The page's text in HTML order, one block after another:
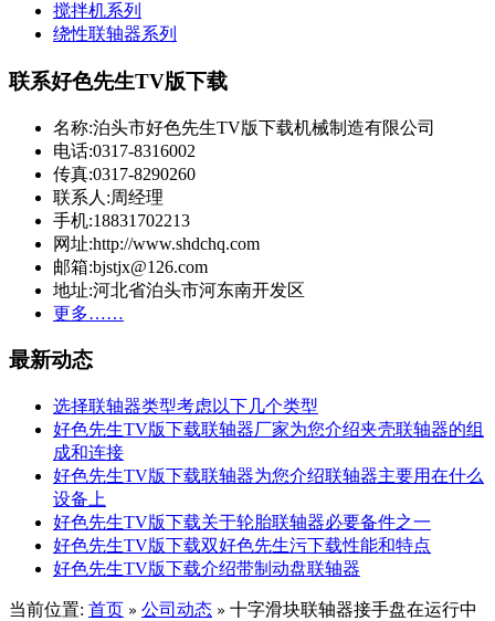
搅拌机系列
绕性联轴器系列
联系好色先生TV版下载
名称:泊头市好色先生TV版下载机械制造有限公司
电话:0317-8316002
传真:0317-8290260
联系人:周经理
手机:18831702213
网址:http://www.shdchq.com
邮箱:bjstjx@126.com
地址:河北省泊头市河东南开发区
更多……
最新动态
选择联轴器类型考虑以下几个类型
好色先生TV版下载联轴器厂家为您介绍夹壳联轴器的组
成和连接
好色先生TV版下载联轴器为您介绍联轴器主要用在什么
设备上
好色先生TV版下载关于轮胎联轴器必要备件之一
好色先生TV版下载双好色先生污下载性能和特点
好色先生TV版下载介绍带制动盘联轴器
当前位置: 首页 » 公司动态 » 十字滑块联轴器接手盘在运行中